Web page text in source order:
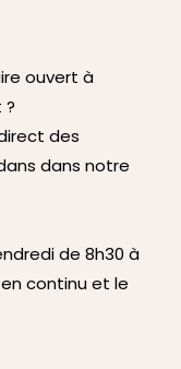
ouvert à
?
des
dans notre
de 8h30 à
en continu et le